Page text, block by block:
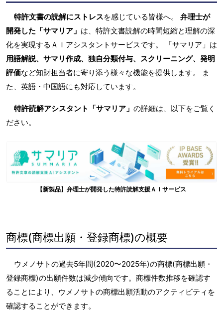
特許文書の読解にストレスを感じている皆様へ。 弁理士が
開発した「サマリア」 は、特許文書読解の時間短縮と理解の深
化を実現するＡＩアシスタントサービスです。 「サマリア」は
用語解説、サマリ作成、独自分類付与、スクリーニング、発明
評価など知財担当者に寄り添う様々な機能を提供します。 ま
た、英語・中国語にも対応しています。
特許読解アシスタント「サマリア」 の詳細は、以下をご覧く
ださい。
【新製品】弁理士が開発した特許読解支援ＡＩサービス
商標(商標出願・登録商標)の概要
ウメノサトの過去5年間(2020〜2025年)の商標(商標出願・
登録商標)の出願件数は減少傾向です。商標件数推移を確認す
ることにより、ウメノサトの商標出願活動のアクティビティを
確認することができます。